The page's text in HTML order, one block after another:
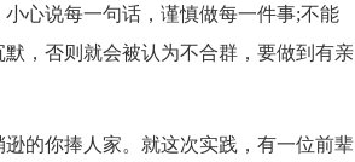
心说每一句话，谨慎做每一件事;不能
，否则就会被认为不合群，要做到有亲
的你捧人家。就这次实践，有一位前辈